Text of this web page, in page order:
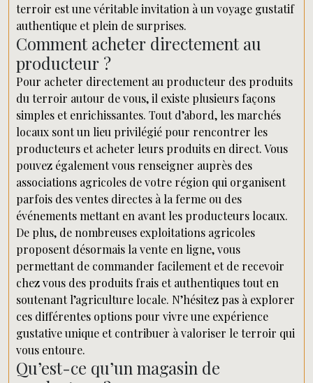
terroir est une véritable invitation à un voyage gustatif
authentique et plein de surprises.
Comment acheter directement au
producteur ?
Pour acheter directement au producteur des produits
du terroir autour de vous, il existe plusieurs façons
simples et enrichissantes. Tout d’abord, les marchés
locaux sont un lieu privilégié pour rencontrer les
producteurs et acheter leurs produits en direct. Vous
pouvez également vous renseigner auprès des
associations agricoles de votre région qui organisent
parfois des ventes directes à la ferme ou des
événements mettant en avant les producteurs locaux.
De plus, de nombreuses exploitations agricoles
proposent désormais la vente en ligne, vous
permettant de commander facilement et de recevoir
chez vous des produits frais et authentiques tout en
soutenant l’agriculture locale. N’hésitez pas à explorer
ces différentes options pour vivre une expérience
gustative unique et contribuer à valoriser le terroir qui
vous entoure.
Qu’est-ce qu’un magasin de